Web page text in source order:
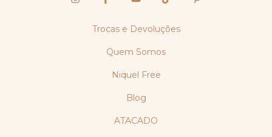
Trocas e Devoluções
Quem Somos
Niquel Free
Blog
ATACADO